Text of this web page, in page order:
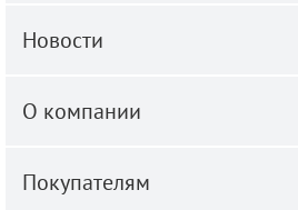
Новости
О компании
Покупателям